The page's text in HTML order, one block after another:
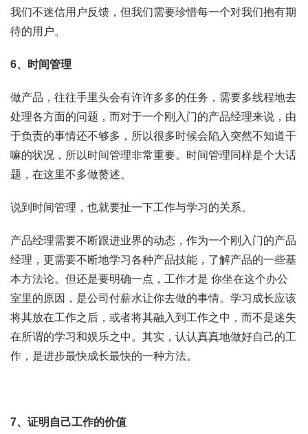
我们不迷信用户反馈，但我们需要珍惜每一个对我们抱有期
待的用户。
6、时间管理
做产品，往往手里头会有许许多多的任务，需要多线程地去
处理各方面的问题，而对于一个刚入门的产品经理来说，由
于负责的事情还不够多，所以很多时候会陷入突然不知道干
嘛的状况，所以时间管理非常重要。时间管理同样是个大话
题，在这里不多做赘述。
说到时间管理，也就要扯一下工作与学习的关系。
产品经理需要不断跟进业界的动态，作为一个刚入门的产品
经理，更需要不断地学习各种产品技能，了解产品的一些基
本方法论。但还是要明确一点，工作才是 你坐在这个办公
室里的原因，是公司付薪水让你去做的事情。学习成长应该
将其放在工作之后，或者将其融入到工作之中，而不是迷失
在所谓的学习和娱乐之中。其实，认认真真地做好自己的工
作，是进步最快成长最快的一种方法。
7、证明自己工作的价值